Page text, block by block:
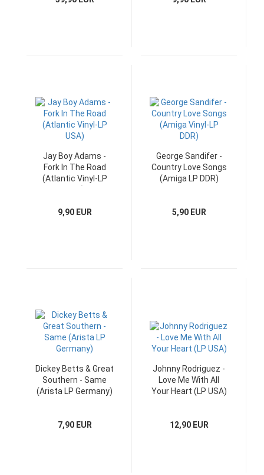
Jay Boy Adams -
Fork In The Road
(Atlantic Vinyl-LP
9,90 EUR
George Sandifer -
Country Love Songs
(Amiga LP DDR)
5,90 EUR
Dickey Betts & Great
Southern - Same
(Arista LP Germany)
7,90 EUR
Johnny Rodriguez -
Love Me With All
Your Heart (LP USA)
12,90 EUR